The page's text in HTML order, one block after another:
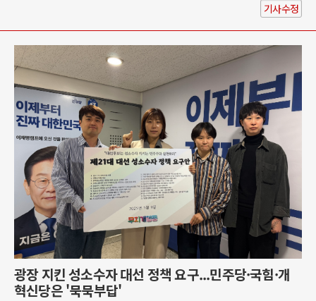
기사수정
광장 지킨 성소수자 대선 정책 요구...민주당·국힘·개
혁신당은 '묵묵부답'